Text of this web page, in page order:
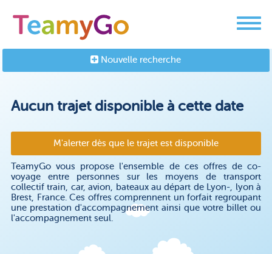
Nouvelle recherche
Aucun trajet disponible à cette date
M'alerter dès que le trajet est disponible
TeamyGo vous propose l'ensemble de ces offres de co-
voyage entre personnes sur les moyens de transport
collectif train, car, avion, bateaux au départ de Lyon-, lyon à
Brest, France. Ces offres comprennent un forfait regroupant
une prestation d'accompagnement ainsi que votre billet ou
l'accompagnement seul.